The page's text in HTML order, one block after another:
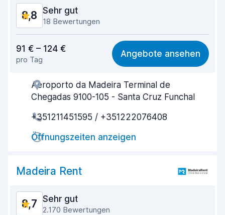
8,8 Sehr gut
18 Bewertungen
8,0
Einfach zu finden 9,0
Agenten-Hilfsbereitschaft
Schnelle Abgabe
Zustand des Fahrzeugs 8,2
91 € – 124 €
pro Tag
Angebote ansehen
Aeroporto da Madeira Terminal de
Chegadas 9100-105 - Santa Cruz Funchal
+351211451595 / +351222076408
Öffnungszeiten anzeigen
Madeira Rent
8,7 Sehr gut
2.170 Bewertungen